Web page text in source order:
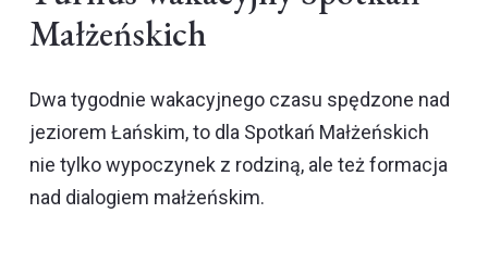
Małżeńskich
Dwa tygodnie wakacyjnego czasu spędzone nad
jeziorem Łańskim, to dla Spotkań Małżeńskich
nie tylko wypoczynek z rodziną, ale też formacja
nad dialogiem małżeńskim.